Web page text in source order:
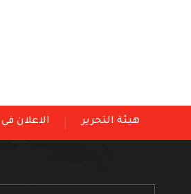
هيئة التحرير الاعلان